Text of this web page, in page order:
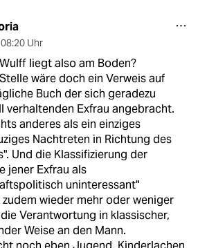
08:20 Uhr
liegt also am Boden?
wäre doch ein Verweis auf
Buch der sich geradezu
verhaltenden Exfrau angebracht.
anderes als ein einziges
Nachtreten in Richtung des
Und die Klassifizierung der
jener Exfrau als
uninteressant"
wieder mehr oder weniger
Verantwortung in klassischer,
Weise an den Mann.